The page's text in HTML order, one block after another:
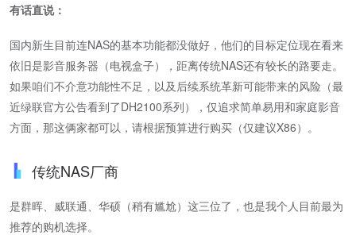
有话直说：
国内新生目前连NAS的基本功能都没做好，他们的目标定位现在看来
依旧是影音服务器（电视盒子），距离传统NAS还有较长的路要走。
如果咱们不介意功能性不足，以及后续系统革新可能带来的风险（最
近绿联官方公告看到了DH2100系列），仅追求简单易用和家庭影音
方面，那这俩家都可以，请根据预算进行购买（仅建议X86）。
传统NAS厂商
是群晖、威联通、华硕（稍有尴尬）这三位了，也是我个人目前最为
推荐的购机选择。